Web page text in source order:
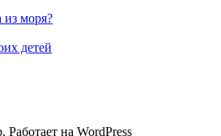
из моря?
детей
на WordPress